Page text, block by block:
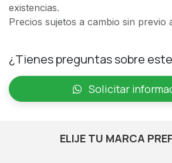
existencias.
Precios sujetos a cambio sin previo
¿Tienes preguntas sobre
Solicitar
ELIJE TU MARCA